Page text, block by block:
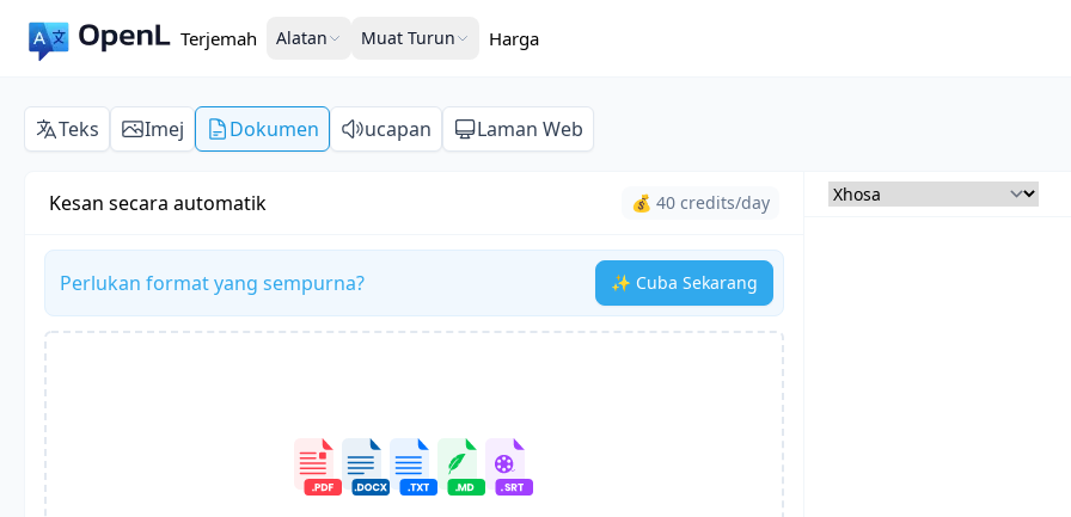
Terjemah Alatan Muat Turun Harga
Teks Imej Dokumen ucapan Laman Web
Kesan secara automatik 💰 40 credits/day
Perlukan format yang sempurna? ✨ Cuba Sekarang